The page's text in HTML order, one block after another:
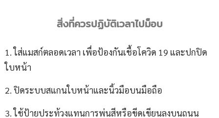
สิ่งที่ควรปฏิบัติเวลาไปม็อบ
1. ใส่แมสก์ตลอดเวลา เพื่อป้องกันเชื้อโควิด 19 และปกปิด
ใบหน้า
2. ปิดระบบสแกนใบหน้าและนิ้วมือบนมือถือ
3. ใช้ป้ายประท้วงแทนการพ่นสีหรือขีดเขียนลงบนถนน